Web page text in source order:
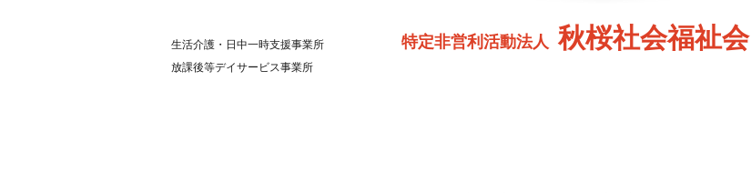
生活介護・日中一時支援事業所
放課後等デイサービス事業所
特定非営利活動法人 秋桜社会福祉会